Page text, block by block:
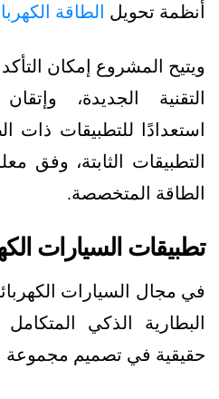
أنظمة تحويل الطاقة
ويتيح المشروع إمكان
التقنية الجديدة،
استعدادًا للتطبيقات ذات
التطبيقات الثابتة، وفق
الطاقة المتخصصة.
تطبيقات السيارات
في مجال السيارات
البطارية الذكي
حقيقية في تصميم مجموعة